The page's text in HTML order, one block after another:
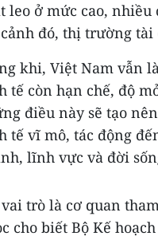
leo ở mức cao,
đó, thị trường
khi, Việt Nam vẫn
tế còn hạn chế, độ
điều này sẽ tạo
tế vĩ mô, tác động
lĩnh vực và đời
trò là cơ quan
cho biết Bộ Kế